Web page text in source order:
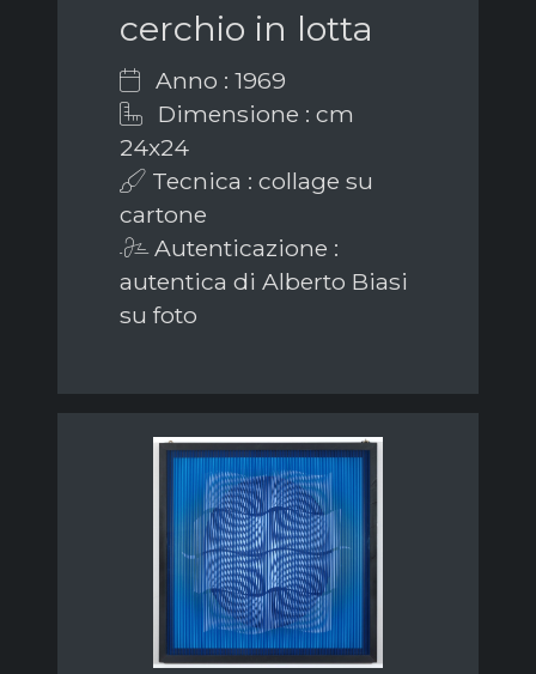
cerchio in lotta
Anno : 1969
Dimensione : cm
24x24
Tecnica : collage su
cartone
Autenticazione :
autentica di Alberto Biasi
su foto